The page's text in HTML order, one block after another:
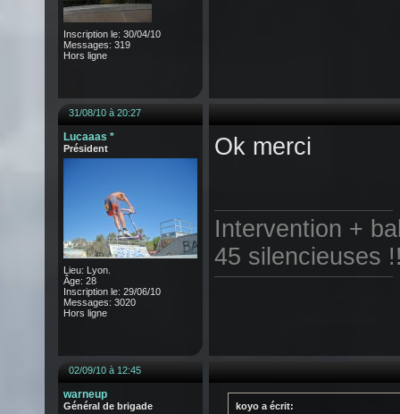
Inscription le: 30/04/10
Messages: 319
Hors ligne
31/08/10 à 20:27
Lucaaas *
Président
Lieu: Lyon.
Âge: 28
Inscription le: 29/06/10
Messages: 3020
Hors ligne
Ok merci
Intervention +
45 silencieuses
02/09/10 à 12:45
warneup
Général de brigade koyo a écrit: